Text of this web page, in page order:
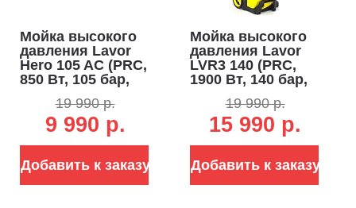
Мойка высокого
давления Lavor
Hero 105 AC (PRC,
850 Вт, 105 бар,
бесщеточ.
двигатель, шланг
5 м, 6 кг)
19 990 р.
9 990 р.
Добавить к заказу
Мойка высокого
давления Lavor
LVR3 140 (PRC,
1900 Вт, 140 бар,
м, 10.5 кг)
19 990 р.
15 990 р.
Добавить к заказу